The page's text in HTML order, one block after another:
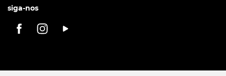
siga-nos